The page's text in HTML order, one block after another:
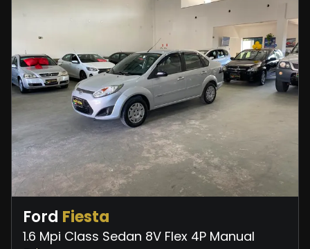
Ford Fiesta
1.6 Mpi Class Sedan 8V Flex 4P Manual